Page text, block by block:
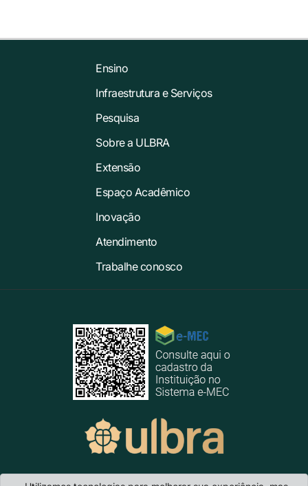
Ensino
Infraestrutura e Serviços
Pesquisa
Sobre a ULBRA
Extensão
Espaço Acadêmico
Inovação
Atendimento
Trabalhe conosco